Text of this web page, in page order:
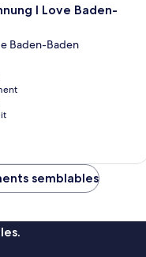
I Love Baden-
Baden-Baden
semblables